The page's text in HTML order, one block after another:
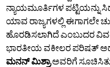
ನ್ಯಾಯಮೂರ್ತಿಗಳ ಪಟ್ಟಿಯನ್ನು
ಯಾವ ರಾಜ್ಯಗಳಲ್ಲಿ ಈಗಾಗಲೇ
ಹೊರಡಿಸಲಾಗಿದೆ ಎಂಬುದರ
ಭಾರತೀಯ ವಕೀಲರ ಪರಿಷತ್‌
ಮನನ್‌ ಮಿಶ್ರಾಅವರಿಗೆ